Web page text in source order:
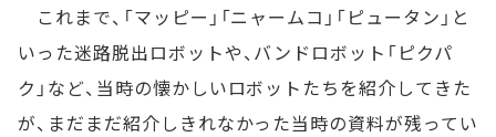
これまで、「マッピー」「ニャームコ」「ピュータン」と
いった迷路脱出ロボットや、バンドロボット「ピクパ
ク」など、当時の懐かしいロボットたちを紹介してきた
が、まだまだ紹介しきれなかった当時の資料が残ってい